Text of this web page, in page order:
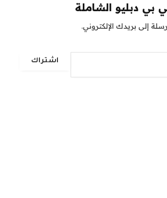
دبليو الشاملة
إلى بريدك الإلكتروني.
اشتراك